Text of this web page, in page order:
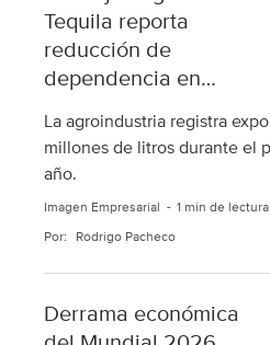
Tequila reporta
reducción de
dependencia en
estadounidense
La agroindustria registra
millones de litros durante el
año.
Imagen Empresarial 1 min de lectura
Por: Rodrigo Pacheco
Derrama económica